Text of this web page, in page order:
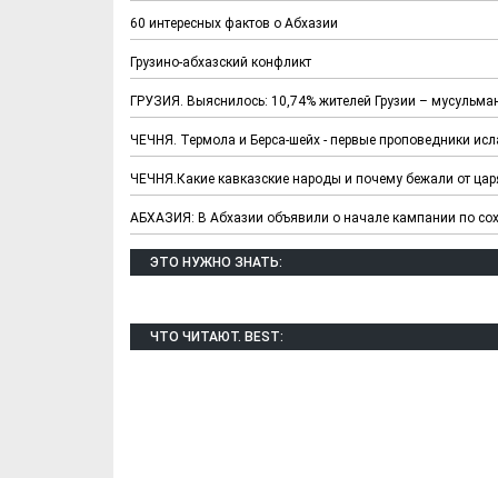
60 интересных фактов о Абхазии
Грузино-абхазский конфликт
ГРУЗИЯ. Выяснилось: 10,74% жителей Грузии –
ЧЕЧНЯ. Термола и Берса-шейх - первые проповедники
ЧЕЧНЯ.Какие кавказские народы и почему бежали от
АБХАЗИЯ: В Абхазии объявили о начале кампании по
ЭТО НУЖНО ЗНАТЬ:
ЧТО ЧИТАЮТ. BEST: